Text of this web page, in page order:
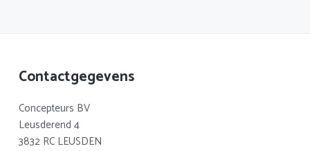
Footer
Contactgegevens
Concepteurs BV
Leusderend 4
3832 RC LEUSDEN